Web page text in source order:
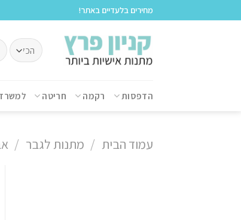
מחירים בלעדיים באתר!
הדפסות רקמה חריטה
עמוד הבית / מתנות לגבר /